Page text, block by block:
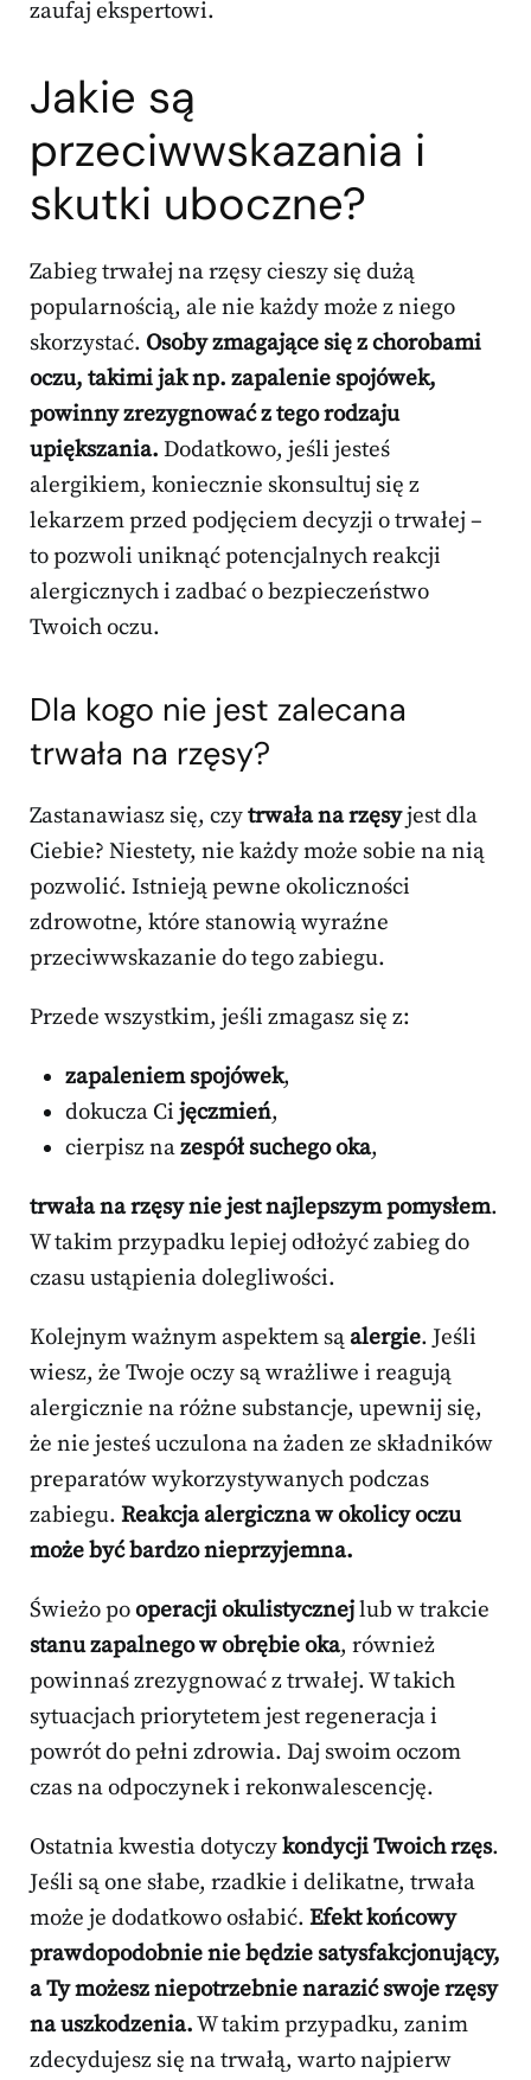
zaufaj ekspertowi.
Jakie są
przeciwwskazania i
skutki uboczne?
Zabieg trwałej na rzęsy cieszy się dużą
popularnością, ale nie każdy może z niego
skorzystać. Osoby zmagające się z chorobami
oczu, takimi jak np. zapalenie spojówek,
powinny zrezygnować z tego rodzaju
upiększania. Dodatkowo, jeśli jesteś
alergikiem, koniecznie skonsultuj się z
lekarzem przed podjęciem decyzji o trwałej –
to pozwoli uniknąć potencjalnych reakcji
alergicznych i zadbać o bezpieczeństwo
Twoich oczu.
Dla kogo nie jest zalecana
trwała na rzęsy?
Zastanawiasz się, czytrwała na rzęsyjest dla
Ciebie? Niestety, nie każdy może sobie na nią
pozwolić. Istnieją pewne okoliczności
zdrowotne, które stanowią wyraźne
przeciwwskazanie do tego zabiegu.
Przede wszystkim, jeśli zmagasz się z:
zapaleniem spojówek,
dokucza Ci jęczmień,
cierpisz nazespół suchego oka,
trwała na rzęsy nie jest najlepszym pomysłem.
W takim przypadku lepiej odłożyć zabieg do
czasu ustąpienia dolegliwości.
Kolejnym ważnym aspektem sąalergie. Jeśli
wiesz, że Twoje oczy są wrażliwe i reagują
alergicznie na różne substancje, upewnij się,
że nie jesteś uczulona na żaden ze składników
preparatów wykorzystywanych podczas
zabiegu. Reakcja alergiczna w okolicy oczu
może być bardzo nieprzyjemna.
Świeżo pooperacji okulistycznejlub w trakcie
stanu zapalnego w obrębie oka, również
powinnaś zrezygnować z trwałej. W takich
sytuacjach priorytetem jest regeneracja i
powrót do pełni zdrowia. Daj swoim oczom
czas na odpoczynek i rekonwalescencję.
Ostatnia kwestia dotyczykondycji Twoich rzęs.
Jeśli są one słabe, rzadkie i delikatne, trwała
może je dodatkowo osłabić. Efekt końcowy
prawdopodobnie nie będzie satysfakcjonujący,
a Ty możesz niepotrzebnie narazić swoje rzęsy
na uszkodzenia.W takim przypadku, zanim
zdecydujesz się na trwałą, warto najpierw